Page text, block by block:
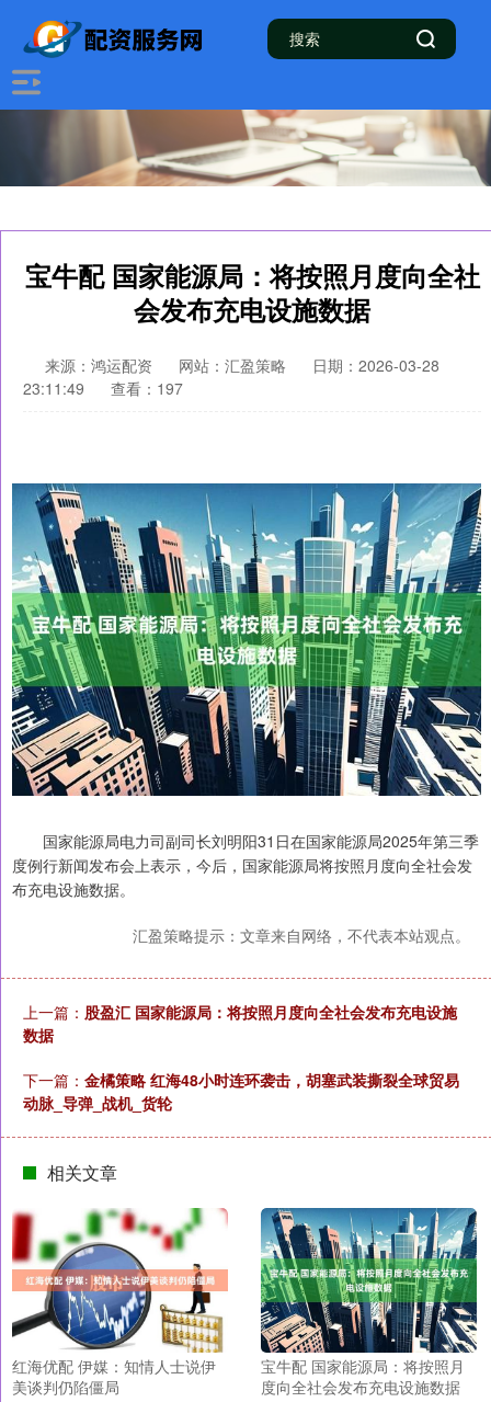
宝牛配 国家能源局：将按照月度向全社
会发布充电设施数据
来源：鸿运配资 网站：汇盈策略
日期：2026-03-28
23:11:49
查看：197
国家能源局电力司副司长刘明阳31日在国家能源局2025年第三季
度例行新闻发布会上表示，今后，国家能源局将按照月度向全社会发
布充电设施数据。
汇盈策略提示：文章来自网络，不代表本站观点。
上一篇： 股盈汇 国家能源局：将按照月度向全社会发布充电设施
数据
下一篇： 金橘策略 红海48小时连环袭击，胡塞武装撕裂全球贸易
动脉_导弹_战机_货轮
相关文章
红海优配 伊媒：知情人士说伊
美谈判仍陷僵局
宝牛配 国家能源局：将按照月
度向全社会发布充电设施数据